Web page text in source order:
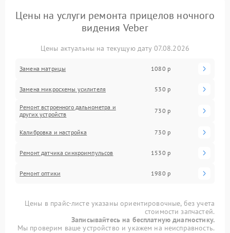
Цены на услуги ремонта прицелов ночного
видения Veber
Цены актуальны на текущую дату 07.08.2026
Замена матрицы 1080 р
Замена микросхемы усилителя 530 р
Ремонт встроенного дальнометра и
других устройств
730 р
Калибровка и настройка 730 р
Ремонт датчика синхроимпульсов 1530 р
Ремонт оптики 1980 р
Цены в прайс-листе указаны ориентировочные, без учета
стоимости запчастей.
Записывайтесь на бесплатную диагностику.
Мы проверим ваше устройство и укажем на неисправность.